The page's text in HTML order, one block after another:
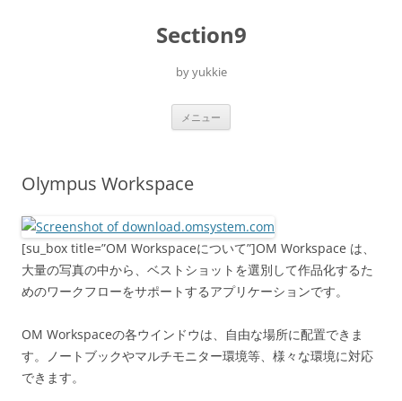
Section9
by yukkie
メニュー
Olympus Workspace
[su_box title=”OM Workspaceについて”]OM Workspace は、
大量の写真の中から、ベストショットを選別して作品化するた
めのワークフローをサポートするアプリケーションです。
OM Workspaceの各ウインドウは、自由な場所に配置できま
す。ノートブックやマルチモニター環境等、様々な環境に対応
できます。